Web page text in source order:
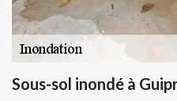
Sous-sol inondé à